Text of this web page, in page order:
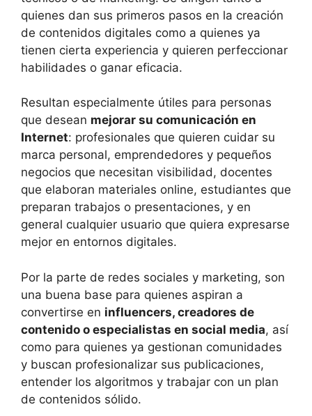
quienes dan sus primeros pasos en la creación
de contenidos digitales como a quienes ya
tienen cierta experiencia y quieren perfeccionar
habilidades o ganar eficacia.
Resultan especialmente útiles para personas
que desean mejorar su comunicación en
Internet: profesionales que quieren cuidar su
marca personal, emprendedores y pequeños
negocios que necesitan visibilidad, docentes
que elaboran materiales online, estudiantes que
preparan trabajos o presentaciones, y en
general cualquier usuario que quiera expresarse
mejor en entornos digitales.
Por la parte de redes sociales y marketing, son
una buena base para quienes aspiran a
convertirse en influencers, creadores de
contenido o especialistas en social media, así
como para quienes ya gestionan comunidades
y buscan profesionalizar sus publicaciones,
entender los algoritmos y trabajar con un plan
de contenidos sólido.